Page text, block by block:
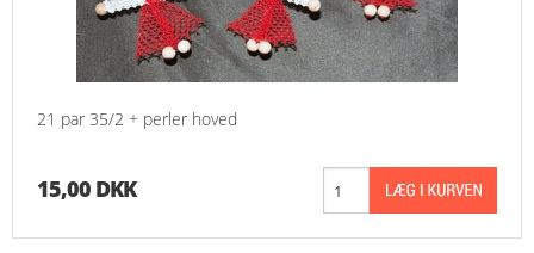
21 par 35/2 + perler hoved
15,00 DKK